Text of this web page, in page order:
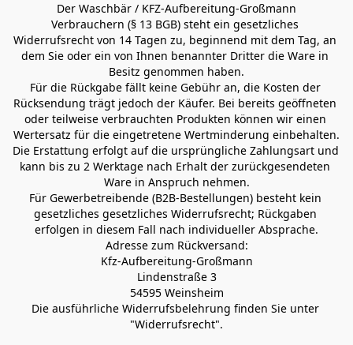
Der Waschbär / KFZ-Aufbereitung-Großmann
Verbrauchern (§ 13 BGB) steht ein gesetzliches
Widerrufsrecht von 14 Tagen zu, beginnend mit dem Tag, an
dem Sie oder ein von Ihnen benannter Dritter die Ware in
Besitz genommen haben.
Für die Rückgabe fällt keine Gebühr an, die Kosten der
Rücksendung trägt jedoch der Käufer. Bei bereits geöffneten
oder teilweise verbrauchten Produkten können wir einen
Wertersatz für die eingetretene Wertminderung einbehalten.
Die Erstattung erfolgt auf die ursprüngliche Zahlungsart und
kann bis zu 2 Werktage nach Erhalt der zurückgesendeten
Ware in Anspruch nehmen.
Für Gewerbetreibende (B2B-Bestellungen) besteht kein
gesetzliches gesetzliches Widerrufsrecht; Rückgaben
erfolgen in diesem Fall nach individueller Absprache.
Adresse zum Rückversand:
Kfz-Aufbereitung-Großmann
Lindenstraße 3
54595 Weinsheim
Die ausführliche Widerrufsbelehrung finden Sie unter